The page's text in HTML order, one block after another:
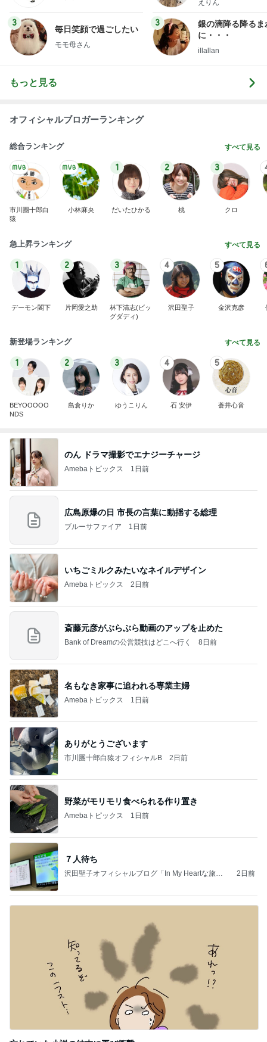
3
毎日笑顔で過ごしたい
モモ母さん
えりん
3
銀の滴降る降るま
に・・・
illallan
もっと見る
オフィシャルブロガーランキング
総合ランキング すべて見る
市川團十郎白
猿
小林麻央
1
だいたひかる
2
桃
3
クロ
急上昇ランキング すべて見る
1
デーモン閣下
2
片岡愛之助
3
林下清志(ビッ
グダディ)
4
沢田聖子
5
金沢克彦
新登場ランキング すべて見る
1
BEYOOOOO
NDS
2
島倉りか
3
ゆうこりん
4
石 安伊
5
蒼井心音
のん ドラマ撮影でエナジーチャージ
Amebaトピックス 1日前
広島原爆の日 市長の言葉に動揺する総理
ブルーサファイア 1日前
いちごミルクみたいなネイルデザイン
Amebaトピックス 2日前
斎藤元彦がぶらぶら動画のアップを止めた
Bank of Dreamの公営競技はどこへ行く 8日前
名もなき家事に追われる専業主婦
Amebaトピックス 1日前
ありがとうございます
市川團十郎白猿オフィシャルB 2日前
野菜がモリモリ食べられる作り置き
Amebaトピックス 1日前
７人待ち
沢田聖子オフィシャルブログ「In My Heartな旅日
2日前